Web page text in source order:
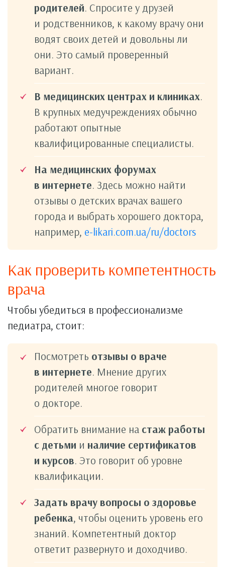
родителей. Спросите у друзей
и родственников, к какому врачу они
водят своих детей и довольны ли
они. Это самый проверенный
вариант.
В медицинских центрах и клиниках.
В крупных медучреждениях обычно
работают опытные
квалифицированные специалисты.
На медицинских форумах
в интернете. Здесь можно найти
отзывы о детских врачах вашего
города и выбрать хорошего доктора,
например, e-likari.com.ua/ru/doctors
Как проверить компетентность
врача
Чтобы убедиться в профессионализме
педиатра, стоит:
Посмотреть отзывы о враче
в интернете. Мнение других
родителей многое говорит
о докторе.
Обратить внимание на стаж работы
с детьми и наличие сертификатов
и курсов. Это говорит об уровне
квалификации.
Задать врачу вопросы о здоровье
ребенка, чтобы оценить уровень его
знаний. Компетентный доктор
ответит развернуто и доходчиво.